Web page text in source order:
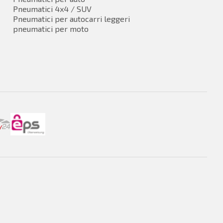
Pneumatici 4x4 / SUV
Pneumatici per autocarri leggeri
pneumatici per moto